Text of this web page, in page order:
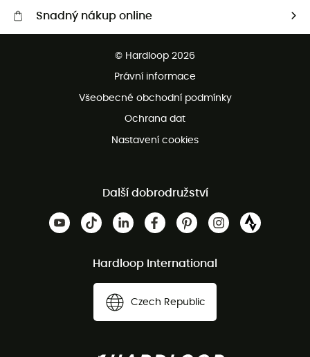
Snadný nákup online
Bezplatné vrácení do 100 dnů
© Hardloop 2026
Právní informace
Všeobecné obchodní podmínky
Ochrana dat
Nastavení cookies
Další dobrodružství
Hardloop International
Czech Republic